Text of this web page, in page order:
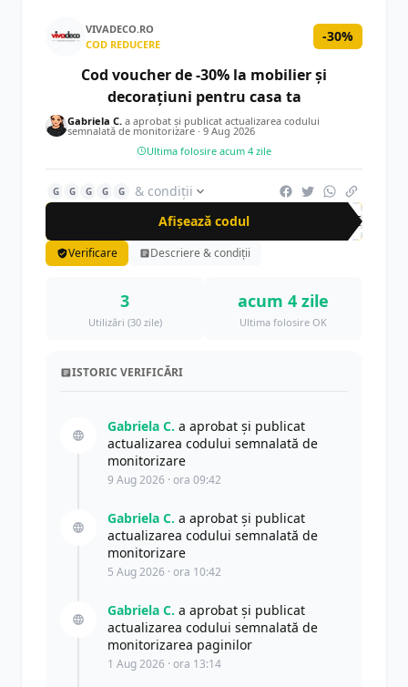
VIVADECO.RO
COD REDUCERE
-30%
Cod voucher de -30% la mobilier și
decorațiuni pentru casa ta
Gabriela C. a aprobat și publicat actualizarea codului
semnalată de monitorizare · 9 Aug 2026
Ultima folosire acum 4 zile
G G G G G
& condiții
Afișează codul
DEC
Verificare Descriere & condiții
3
Utilizări (30 zile)
acum 4 zile
Ultima folosire OK
ISTORIC VERIFICĂRI
Gabriela C. a aprobat și publicat
actualizarea codului semnalată de
monitorizare
9 Aug 2026 · ora 09:42
Gabriela C. a aprobat și publicat
actualizarea codului semnalată de
monitorizare
5 Aug 2026 · ora 10:42
Gabriela C. a aprobat și publicat
actualizarea codului semnalată de
monitorizarea paginilor
1 Aug 2026 · ora 13:14